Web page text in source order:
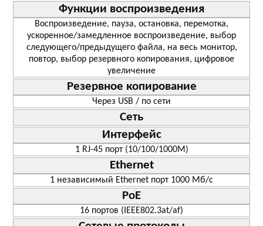
Функции воспроизведения
Воспроизведение, пауза, остановка, перемотка,
ускоренное/замедленное воспроизведение, выбор
следующего/предыдущего файла, на весь монитор,
повтор, выбор резервного копирования, цифровое
увеличение
Резервное копирование
Через USB / по сети
Сеть
Интерфейс
1 RJ-45 порт (10/100/1000M)
Ethernet
1 независимый Ethernet порт 1000 Mб/с
РоЕ
16 портов (IEEE802.3at/af)